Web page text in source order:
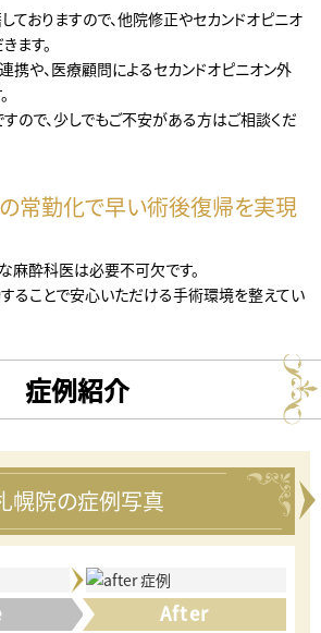
おりますので、他院修正やセカンドオピニオ
ます。
携や、医療顧問によるセカンドオピニオン外
ので、少しでもご不安がある方はご相談くだ
常勤化で早い術後復帰を実現
麻酔科医は必要不可欠です。
ることで安心いただける手術環境を整えてい
症例紹介
幌院の症例写真
After